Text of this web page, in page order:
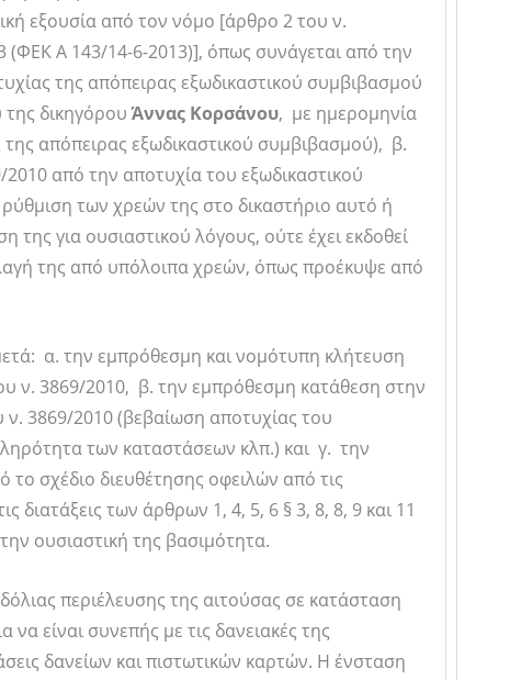
εξουσία από τον νόμο [άρθρο 2 του ν.
(ΦΕΚ Α 143/14-6-2013)], όπως συνάγεται από την
της απόπειρας εξωδικαστικού συμβιβασμού
της δικηγόρουΆννας Κορσάνου, με ημερομηνία
απόπειρας εξωδικαστικού συμβιβασμού), β.
από την αποτυχία του εξωδικαστικού
των χρεών της στο δικαστήριο αυτό ή
της για ουσιαστικού λόγους, ούτε έχει εκδοθεί
της από υπόλοιπα χρεών, όπως προέκυψε από
α. την εμπρόθεσμη και νομότυπη κλήτευση
ν. 3869/2010, β. την εμπρόθεσμη κατάθεση στην
3869/2010 (βεβαίωση αποτυχίας του
των καταστάσεων κλπ.) και γ. την
το σχέδιο διευθέτησης οφειλών από τις
διατάξεις των άρθρων 1, 4, 5, 6 § 3, 8, 8, 9 και 11
ουσιαστική της βασιμότητα.
περιέλευσης της αιτούσας σε κατάσταση
είναι συνεπής με τις δανειακές της
δανείων και πιστωτικών καρτών. Η ένσταση